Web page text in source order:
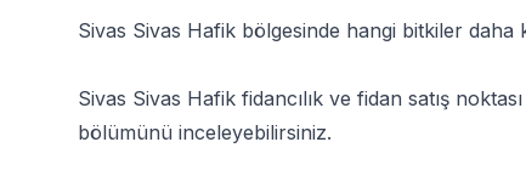
Sivas Sivas Hafik bölgesinde hangi bitkiler
Sivas Sivas Hafik fidancılık ve fidan satış
bölümünü inceleyebilirsiniz.